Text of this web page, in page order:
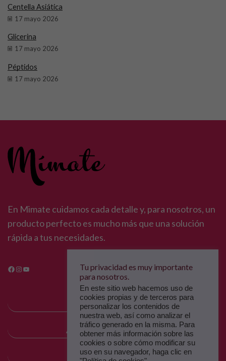
Centella Asiática
17 mayo 2026
Glicerina
17 mayo 2026
Péptidos
17 mayo 2026
En Mimate cuidamos cada detalle y, para nosotros, un
producto perfecto es mucho más que una solución
rápida a tus necesidades.
Facebook
Instagram
MÍMATE
ALTA COSMÉTICA
PRODUCTOOS
Tu privacidad es muy importante
para nosotros.
En este sitio web hacemos uso de
cookies propias y de terceros para
personalizar los contenidos de
nuestra web, así como analizar el
tráfico generado en la misma. Para
obtener más información sobre las
cookies o sobre cómo modificar su
uso en su navegador, haga clic en